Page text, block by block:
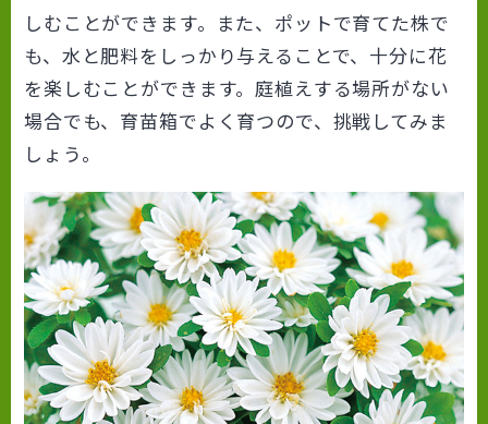
しむことができます。また、ポットで育てた株で
も、水と肥料をしっかり与えることで、十分に花
を楽しむことができます。庭植えする場所がない
場合でも、育苗箱でよく育つので、挑戦してみま
しょう。